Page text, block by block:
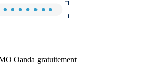
Oanda gratuitement